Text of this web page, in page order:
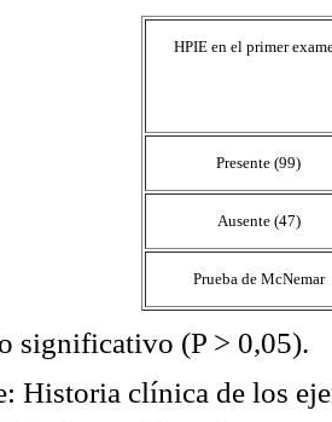
HPIE en el primer
Presente (99)
Ausente (47)
Prueba de McNemar
significativo (P > 0,05).
Historia clínica de los